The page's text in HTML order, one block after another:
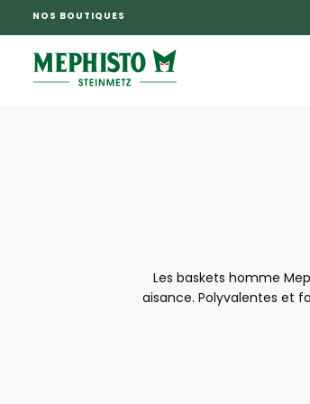
PASSER
AU
NOS BOUTIQUES
Les baskets homme
aisance. Polyvalentes et
soigné, leurs matériaux